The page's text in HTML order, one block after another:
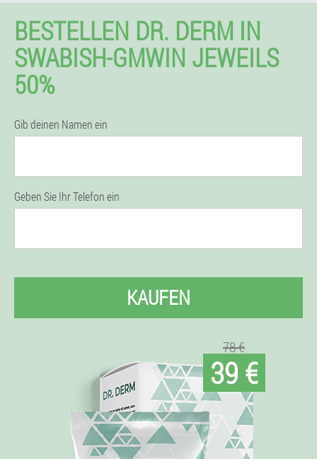
BESTELLEN DR. DERM IN
SWABISH-GMWIN JEWEILS
50%
Gib deinen Namen ein
Geben Sie Ihr Telefon ein
KAUFEN
78 €
39 €